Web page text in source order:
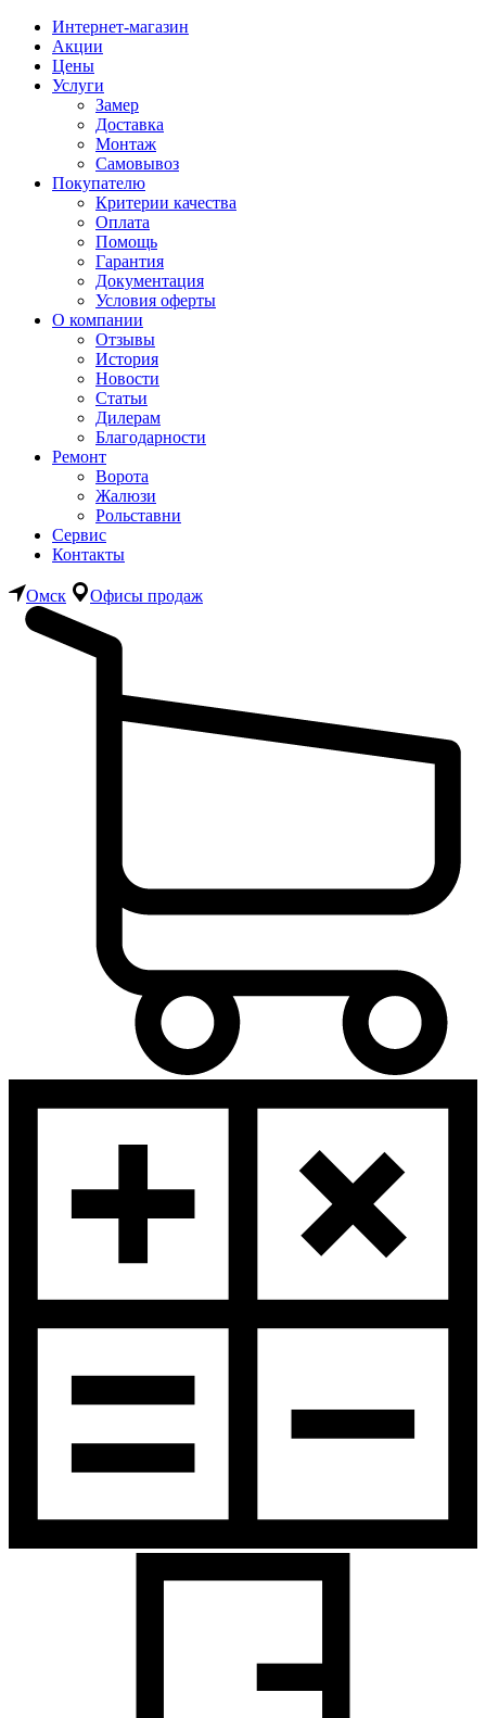
Интернет-магазин
Акции
Цены
Услуги
Замер
Доставка
Монтаж
Самовывоз
Покупателю
Критерии качества
Оплата
Помощь
Гарантия
Документация
Условия оферты
О компании
Отзывы
История
Новости
Статьи
Дилерам
Благодарности
Ремонт
Ворота
Жалюзи
Рольставни
Сервис
Контакты
Омск Офисы продаж